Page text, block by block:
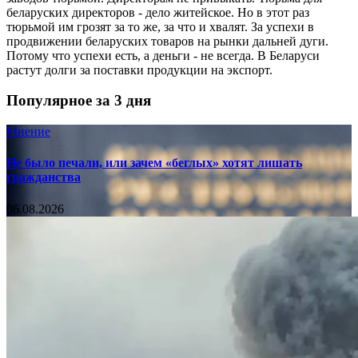
беларуских директоров - дело житейское. Но в этот раз
тюрьмой им грозят за то же, за что и хвалят. За успехи в
продвижении беларуских товаров на рынки дальней дуги.
Потому что успехи есть, а деньги - не всегда. В Беларуси
растут долги за поставки продукции на экспорт.
Популярное за 3 дня
Мнение
Не было печали, или зачем «беглых» хотят лишать
гражданства
06.08.2026